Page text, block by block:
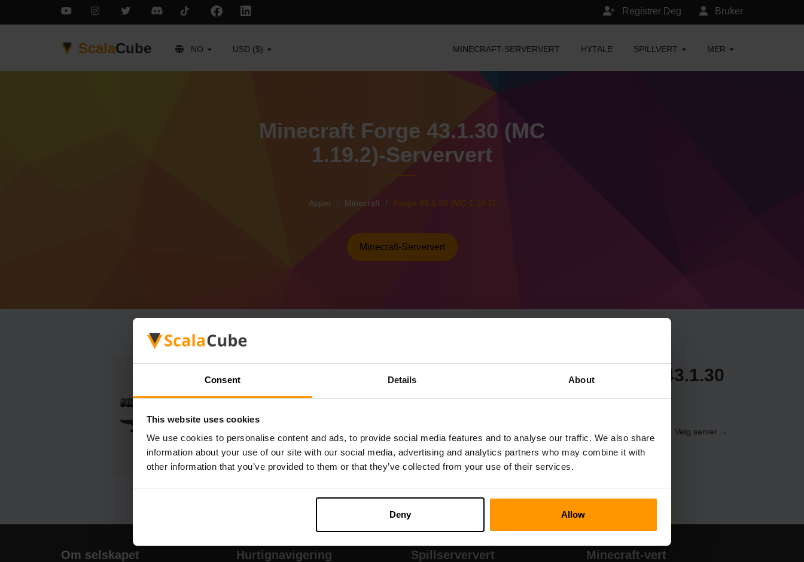
Consent Details About
This website uses cookies
We use cookies to personalise content and ads, to provide social media features and to analyse our traffic. We also share
information about your use of our site with our social media, advertising and analytics partners who may combine it with
other information that you’ve provided to them or that they’ve collected from your use of their services.
Deny Allow
Bruker
Registrer Deg
ScalaCube NO USD ($) MINECRAFT-SERVERVERT HYTALE SPILLVERT MER
Minecraft Forge 43.1.30 (MC
1.19.2)-Serververt
Apper Minecraft Forge 43.1.30 (MC 1.19.2)
Minecraft-Serververt
Slik oppretter du en Minecraft Forge 43.1.30
(MC 1.19.2)-server
(Servere → Velg server →
Spillservere → Legg til spillserver → Forge 43.1.30 (MC 1.19.2))
Kos deg med å spille på serveren!
Om selskapet Hurtignavigering Spillserververt Minecraft-vert